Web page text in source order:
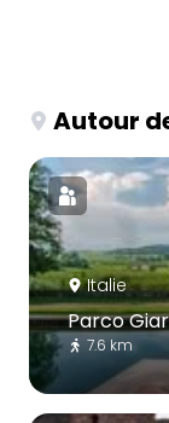
Autour
Italie
Parco
7.6 km